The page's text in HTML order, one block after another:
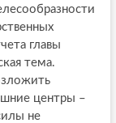
главы
тема.
центры –
не